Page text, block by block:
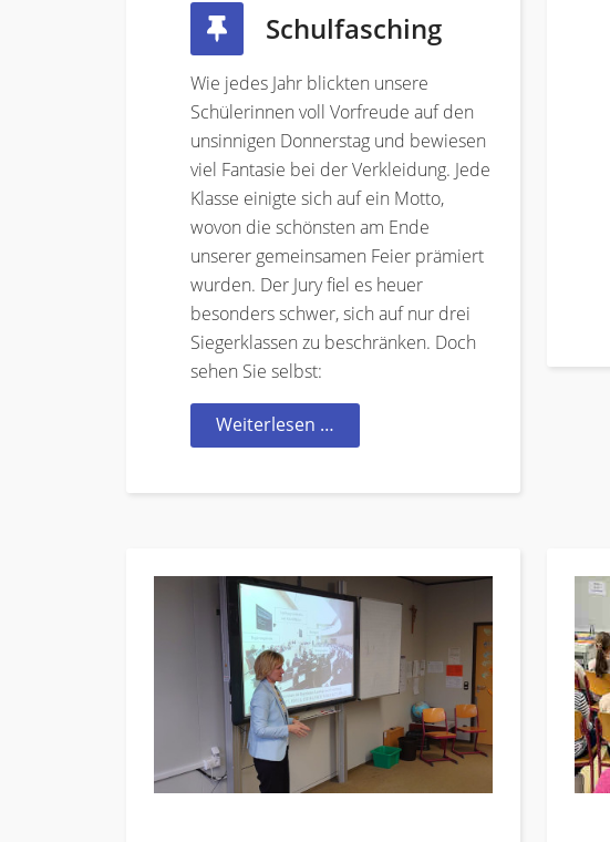
Schulfasching
Wie jedes Jahr blickten unsere
Schülerinnen voll Vorfreude auf den
unsinnigen Donnerstag und bewiesen
viel Fantasie bei der Verkleidung. Jede
Klasse einigte sich auf ein Motto,
wovon die schönsten am Ende
unserer gemeinsamen Feier prämiert
wurden. Der Jury fiel es heuer
besonders schwer, sich auf nur drei
Siegerklassen zu beschränken. Doch
sehen Sie selbst:
Weiterlesen …